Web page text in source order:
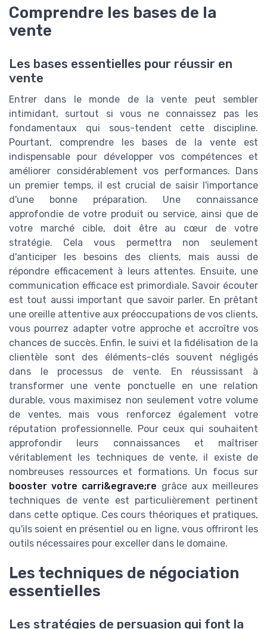
Comprendre les bases de la
vente
Les bases essentielles pour réussir en
vente
Entrer dans le monde de la vente peut sembler
intimidant, surtout si vous ne connaissez pas les
fondamentaux qui sous-tendent cette discipline.
Pourtant, comprendre les bases de la vente est
indispensable pour développer vos compétences et
améliorer considérablement vos performances. Dans
un premier temps, il est crucial de saisir l'importance
d'une bonne préparation. Une connaissance
approfondie de votre produit ou service, ainsi que de
votre marché cible, doit être au cœur de votre
stratégie. Cela vous permettra non seulement
d'anticiper les besoins des clients, mais aussi de
répondre efficacement à leurs attentes. Ensuite, une
communication efficace est primordiale. Savoir écouter
est tout aussi important que savoir parler. En prêtant
une oreille attentive aux préoccupations de vos clients,
vous pourrez adapter votre approche et accroître vos
chances de succès. Enfin, le suivi et la fidélisation de la
clientèle sont des éléments-clés souvent négligés
dans le processus de vente. En réussissant à
transformer une vente ponctuelle en une relation
durable, vous maximisez non seulement votre volume
de ventes, mais vous renforcez également votre
réputation professionnelle. Pour ceux qui souhaitent
approfondir leurs connaissances et maîtriser
véritablement les techniques de vente, il existe de
nombreuses ressources et formations. Un focus sur
booster votre carri&egrave;re grâce aux meilleures
techniques de vente est particulièrement pertinent
dans cette optique. Ces cours théoriques et pratiques,
qu'ils soient en présentiel ou en ligne, vous offriront les
outils nécessaires pour exceller dans le domaine.
Les techniques de négociation
essentielles
Les stratégies de persuasion qui font la